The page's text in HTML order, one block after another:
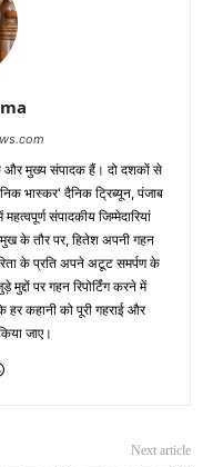
और मुख्य संपादक हैं। दो दशकों से
भास्कर' दैनिक ट्रिब्यून, पंजाब
संपादकीय जिम्मेदारियां
के तौर पर, हितेश अपनी गहन
के प्रति अपने अटूट समर्पण के
पर गहन रिपोर्टिंग करने में
कहानी को पूरी गहराई और
जाए।
Next article